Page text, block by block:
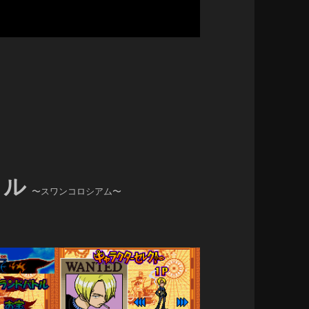
〜スワンコロシアム〜